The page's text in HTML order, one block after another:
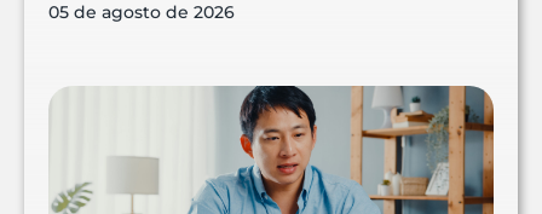
05 de agosto de 2026